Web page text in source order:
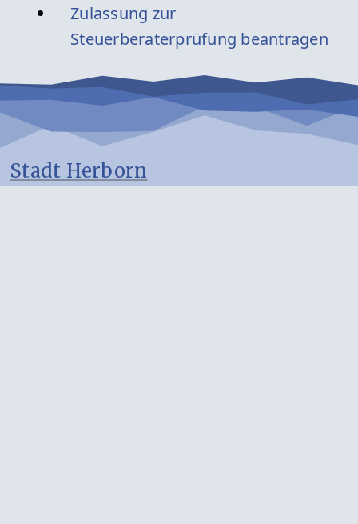
Zulassung zur
Steuerberaterprüfung beantragen
Stadt Herborn